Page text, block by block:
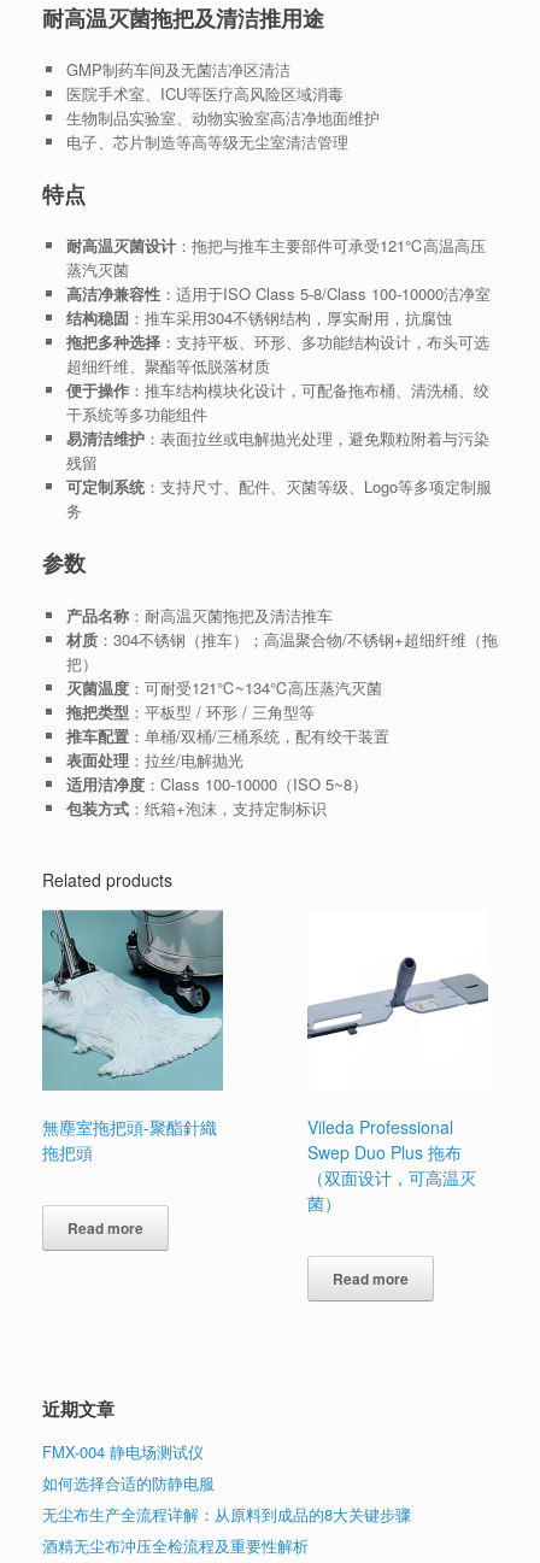
耐高温灭菌拖把及清洁推用途
GMP制药车间及无菌洁净区清洁
医院手术室、ICU等医疗高风险区域消毒
生物制品实验室、动物实验室高洁净地面维护
电子、芯片制造等高等级无尘室清洁管理
特点
耐高温灭菌设计：拖把与推车主要部件可承受121℃高温高压
蒸汽灭菌
高洁净兼容性：适用于ISO Class 5-8/Class 100-10000洁净室
结构稳固：推车采用304不锈钢结构，厚实耐用，抗腐蚀
拖把多种选择：支持平板、环形、多功能结构设计，布头可选
超细纤维、聚酯等低脱落材质
便于操作：推车结构模块化设计，可配备拖布桶、清洗桶、绞
干系统等多功能组件
易清洁维护：表面拉丝或电解抛光处理，避免颗粒附着与污染
残留
可定制系统：支持尺寸、配件、灭菌等级、Logo等多项定制服
务
参数
产品名称：耐高温灭菌拖把及清洁推车
材质：304不锈钢（推车）；高温聚合物/不锈钢+超细纤维（拖
把）
灭菌温度：可耐受121℃~134℃高压蒸汽灭菌
拖把类型 ：平板型 / 环形 / 三角型等
推车配置：单桶/双桶/三桶系统，配有绞干装置
表面处理：拉丝/电解抛光
适用洁净度：Class 100-10000（ISO 5~8）
包装方式：纸箱+泡沫，支持定制标识
Related products
無塵室拖把頭-聚酯針織
拖把頭
Read more
Vileda Professional
Swep Duo Plus 拖布
（双面设计，可高温灭
菌）
Read more
近期文章
FMX-004 静电场测试仪
如何选择合适的防静电服
无尘布生产全流程详解：从原料到成品的8大关键步骤
酒精无尘布冲压全检流程及重要性解析